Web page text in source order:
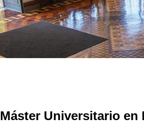
Máster Universitario